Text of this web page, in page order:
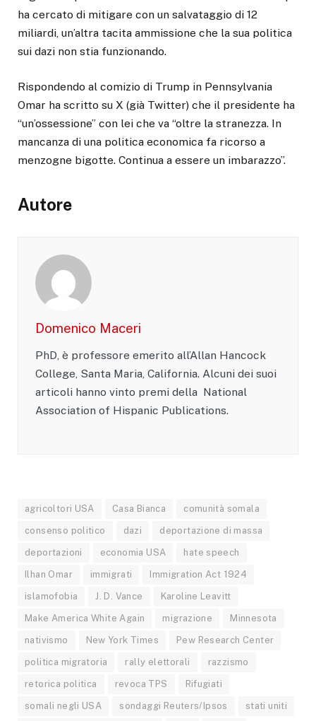
ha cercato di mitigare con un salvataggio di 12
miliardi, un’altra tacita ammissione che la sua politica
sui dazi non stia funzionando.
Rispondendo al comizio di Trump in Pennsylvania
Omar ha scritto su X (già Twitter) che il presidente ha
“un’ossessione” con lei che va “oltre la stranezza. In
mancanza di una politica economica fa ricorso a
menzogne bigotte. Continua a essere un imbarazzo”.
Autore
Domenico Maceri
PhD, è professore emerito all’Allan Hancock
College, Santa Maria, California. Alcuni dei suoi
articoli hanno vinto premi della National
Association of Hispanic Publications.
agricoltori USA Casa Bianca comunità somala
consenso politico dazi deportazione di massa
deportazioni economia USA hate speech
Ilhan Omar immigrati Immigration Act 1924
islamofobia J. D. Vance Karoline Leavitt
Make America White Again migrazione Minnesota
nativismo New York Times Pew Research Center
politica migratoria rally elettorali razzismo
retorica politica revoca TPS Rifugiati
somali negli USA sondaggi Reuters/Ipsos stati uniti